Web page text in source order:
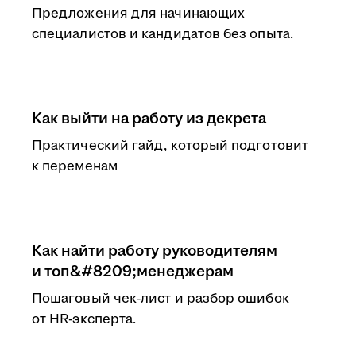
Предложения для начинающих
специалистов и кандидатов без опыта.
Как выйти на работу из декрета
Практический гайд, который подготовит
к переменам
Как найти работу руководителям
и топ&#8209;менеджерам
Пошаговый чек-лист и разбор ошибок
от HR-эксперта.